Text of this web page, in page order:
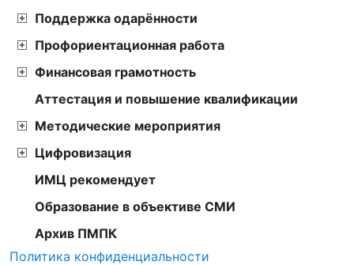
Поддержка одарённости
Профориентационная работа
Финансовая грамотность
Аттестация и повышение квалификации
Методические мероприятия
Цифровизация
ИМЦ рекомендует
Образование в объективе СМИ
Архив ПМПК
Политика конфиденциальности